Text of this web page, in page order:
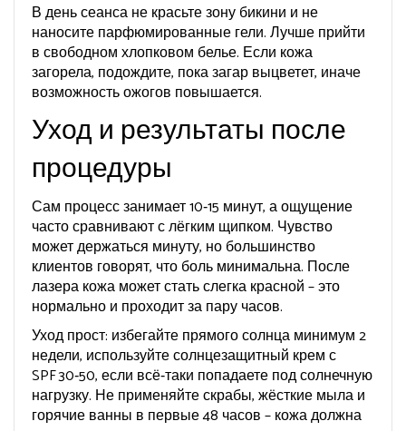
В день сеанса не красьте зону бикини и не
наносите парфюмированные гели. Лучше прийти
в свободном хлопковом белье. Если кожа
загорела, подождите, пока загар выцветет, иначе
возможность ожогов повышается.
Уход и результаты после
процедуры
Сам процесс занимает 10‑15 минут, а ощущение
часто сравнивают с лёгким щипком. Чувство
может держаться минуту, но большинство
клиентов говорят, что боль минимальна. После
лазера кожа может стать слегка красной – это
нормально и проходит за пару часов.
Уход прост: избегайте прямого солнца минимум 2
недели, используйте солнцезащитный крем с
SPF 30‑50, если всё‑таки попадаете под солнечную
нагрузку. Не применяйте скрабы, жёсткие мыла и
горячие ванны в первые 48 часов – кожа должна